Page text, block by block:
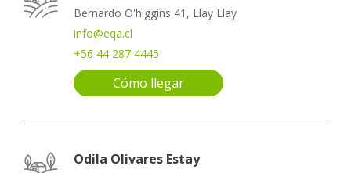
Bernardo O'higgins 41, Llay Llay
info@eqa.cl
+56 44 287 4445
Cómo llegar
Odila Olivares Estay